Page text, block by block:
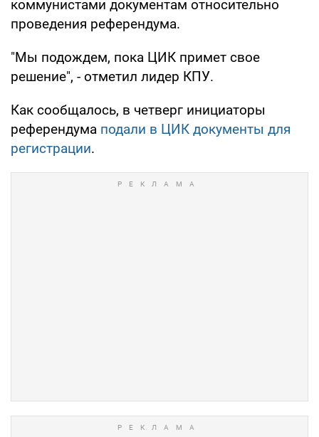
коммунистами документам относительно
проведения референдума.
"Мы подождем, пока ЦИК примет свое
решение", - отметил лидер КПУ.
Как сообщалось, в четверг инициаторы
референдума подали в ЦИК документы для
регистрации.